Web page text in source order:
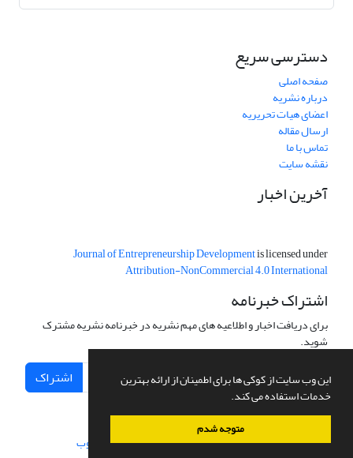
این وب سایت از کوکی ها برای اطمینان از ارائه بهترین
خدمات استفاده می کند.
متوجه شدم
دسترسی سریع
صفحه اصلی
درباره نشریه
اعضای هیات تحریریه
ارسال مقاله
تماس با ما
نقشه سایت
آخرین اخبار
Journal of Entrepreneurship Developmentis licensed under
Attribution-NonCommercial 4.0 International
اشتراک خبرنامه
برای دریافت اخبار و اطلاعیه های مهم نشریه در خبرنامه نشریه مشترک
شوید.
اشتراک
سامانه مدیریت نشریات علمی.طراحی و پیاده سازی از سیناوب